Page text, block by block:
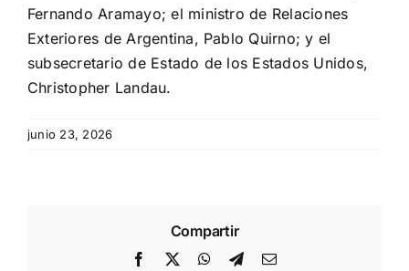
Fernando Aramayo; el ministro de Relaciones
Exteriores de Argentina, Pablo Quirno; y el
subsecretario de Estado de los Estados Unidos,
Christopher Landau.
junio 23, 2026
Compartir
Facebook
X WhatsApp
TelegramEmail